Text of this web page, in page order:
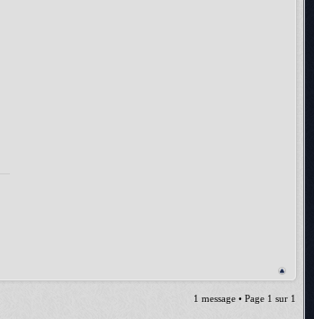
1 message • Page 1 sur 1